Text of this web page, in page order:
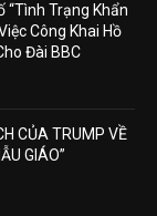
“Tình Trạng Khẩn
Công Khai Hồ
Đài BBC
CỦA TRUMP VỀ
GIÁO”